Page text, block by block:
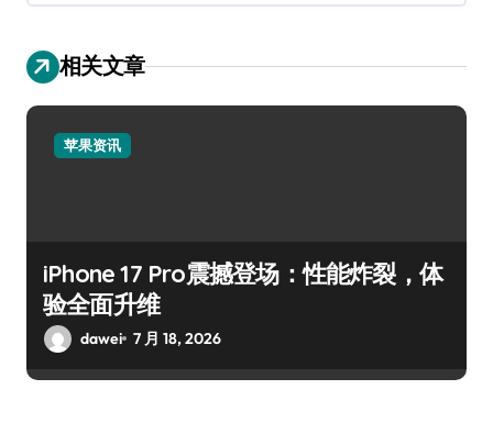
相关文章
苹果资讯
iPhone 17 Pro震撼登场：性能炸裂，体
验全面升维
dawei 7 月 18, 2026